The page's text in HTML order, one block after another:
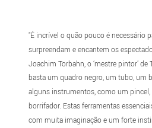
"É incrível o quão pouco é necessário
surpreendam e encantem os
Joachim Torbahn, o ‘mestre pintor’ de
basta um quadro negro, um tubo, um
alguns instrumentos, como um
borrifador. Estas ferramentas
com muita imaginação e um forte